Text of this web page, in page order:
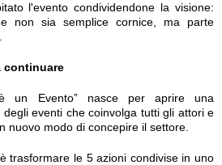
l'evento condividendone la visione:
non sia semplice cornice, ma parte
continuare
un Evento” nasce per aprire una
eventi che coinvolga tutti gli attori e
nuovo modo di concepire il settore.
trasformare le 5 azioni condivise in uno